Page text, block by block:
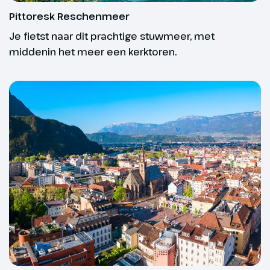
Pittoresk Reschenmeer
Je fietst naar dit prachtige stuwmeer, met
middenin het meer een kerktoren.
Dag 2
Nauders -
Schlanders/Naturns
57 km
Na het ontbijt vertrek je voor
jouw eerste fietstocht. Vanaf
Nauders rijd je naar het
Reschenmeer. Dit stuwmeer ligt
In het verkeer ben je als fietser kwetsbaarder. Het
is daarom slim om tijdens het fietsen een helm te
dragen.
Fietsniveaus